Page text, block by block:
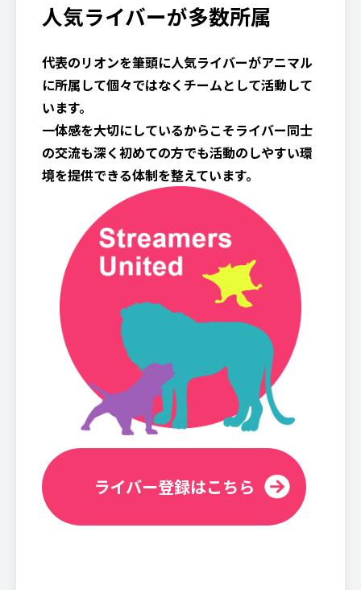
人気ライバーが多数所属
代表のリオンを筆頭に人気ライバーがアニマル
に所属して個々ではなくチームとして活動して
います。
一体感を大切にしているからこそライバー同士
の交流も深く初めての方でも活動のしやすい環
境を提供できる体制を整えています。
ライバー登録はこちら